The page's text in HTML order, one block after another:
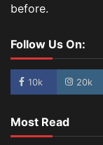
before.
Follow Us On:
10k 20k
Most Read